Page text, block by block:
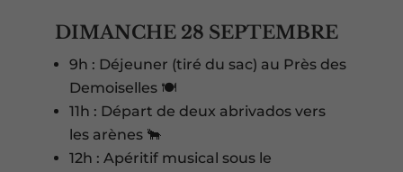
DIMANCHE 28 SEPTEMBRE
9h : Déjeuner (tiré du sac) au Près des
Demoiselles 🍽️
11h : Départ de deux abrivados vers
les arènes 🐂
12h : Apéritif musical sous le